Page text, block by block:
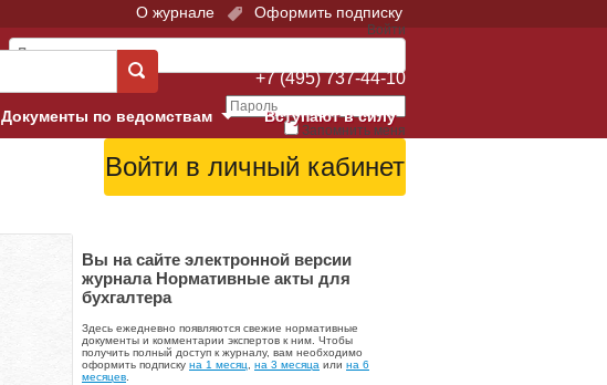
О журнале Оформить подписку
Войти
Запомнить меня
+7 (495) 737-44-10
Вступают в силу
Документы по ведомствам
Арбитражные суды
Верховный Суд
Гострудинспекция в г. Москве
Конституционный Суд
Вы на сайте электронной версии
журнала Нормативные акты для
бухгалтера
Здесь ежедневно появляются свежие нормативные
документы и комментарии экспертов к ним. Чтобы
получить полный доступ к журналу, вам необходимо
оформить подписку на 1 месяц, на 3 месяца или на 6
месяцев.